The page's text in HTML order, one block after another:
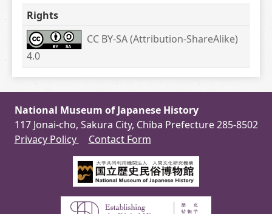
Rights
CC BY-SA (Attribution-ShareAlike)
4.0
National Museum of Japanese History
117 Jonai-cho, Sakura City, Chiba Prefecture 285-8502
Privacy Policy
Contact Form